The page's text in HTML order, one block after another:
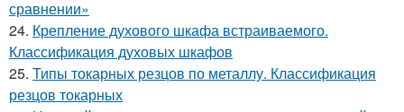
сравнении»
24. Крепление духового шкафа встраиваемого.
Классификация духовых шкафов
25. Типы токарных резцов по металлу. Классификация
резцов токарных